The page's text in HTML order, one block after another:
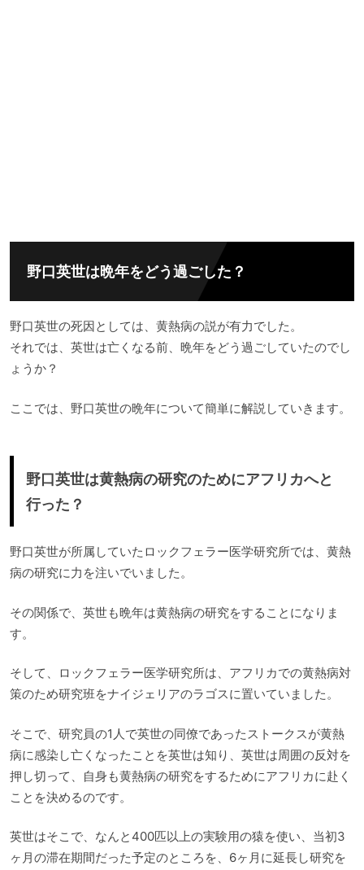
野口英世は晩年をどう過ごした？
野口英世の死因としては、黄熱病の説が有力でした。
それでは、英世は亡くなる前、晩年をどう過ごしていたのでし
ょうか？
ここでは、野口英世の晩年について簡単に解説していきます。
野口英世は黄熱病の研究のためにアフリカへと
行った？
野口英世が所属していたロックフェラー医学研究所では、黄熱
病の研究に力を注いでいました。
その関係で、英世も晩年は黄熱病の研究をすることになりま
す。
そして、ロックフェラー医学研究所は、アフリカでの黄熱病対
策のため研究班をナイジェリアのラゴスに置いていました。
そこで、研究員の1人で英世の同僚であったストークスが黄熱
病に感染し亡くなったことを英世は知り、英世は周囲の反対を
押し切って、自身も黄熱病の研究をするためにアフリカに赴く
ことを決めるのです。
英世はそこで、なんと400匹以上の実験用の猿を使い、当初3
ヶ月の滞在期間だった予定のところを、6ヶ月に延長し研究を